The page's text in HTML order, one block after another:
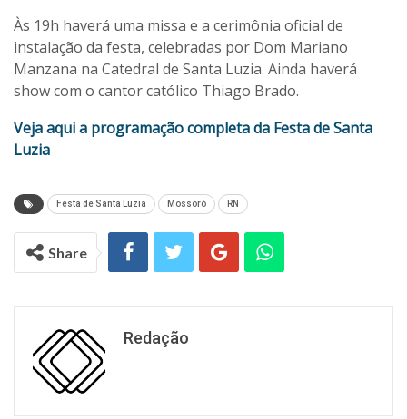
Às 19h haverá uma missa e a cerimônia oficial de
instalação da festa, celebradas por Dom Mariano
Manzana na Catedral de Santa Luzia. Ainda haverá
show com o cantor católico Thiago Brado.
Veja aqui a programação completa da Festa de Santa
Luzia
Festa de Santa Luzia Mossoró RN
Share
Redação